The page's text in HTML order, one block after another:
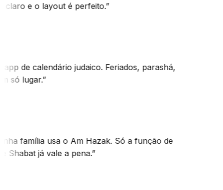
claro e o layout é perfeito.”
de calendário judaico. Feriados, parashá,
só lugar.”
família usa o Am Hazak. Só a função de
Shabat já vale a pena.”